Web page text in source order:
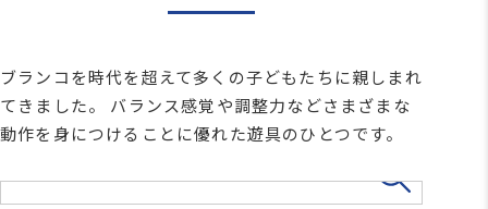
ブランコを時代を超えて多くの子どもたちに親しまれ
てきました。 バランス感覚や調整力などさまざまな
動作を身につけることに優れた遊具のひとつです。